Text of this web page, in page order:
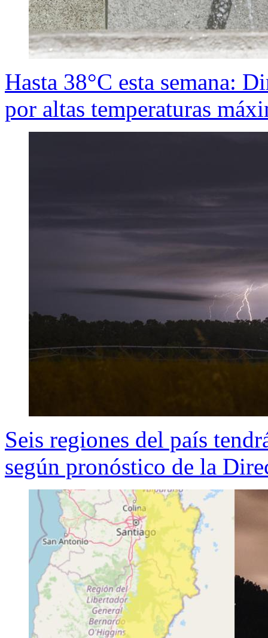
Hasta 38°C esta semana:
por altas temperaturas
Seis regiones del país
según pronóstico de la